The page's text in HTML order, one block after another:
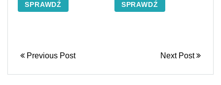
SPRAWDŹ SPRAWDŹ
Previous Post Next Post